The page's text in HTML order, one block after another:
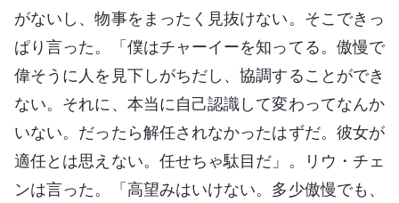
がないし、物事をまったく見抜けない。そこできっ
ぱり言った。「僕はチャーイーを知ってる。傲慢で
偉そうに人を見下しがちだし、協調することができ
ない。それに、本当に自己認識して変わってなんか
いない。だったら解任されなかったはずだ。彼女が
適任とは思えない。任せちゃ駄目だ」。リウ・チェ
ンは言った。「高望みはいけない。多少傲慢でも、